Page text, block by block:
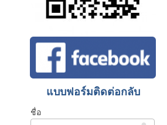
แบบฟอร์มติดต่อกลับ
ชื่อ